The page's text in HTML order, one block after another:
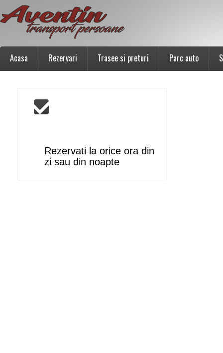
Acasa Rezervari Trasee si preturi Parc auto
Rezervati la orice ora din
zi sau din noapte